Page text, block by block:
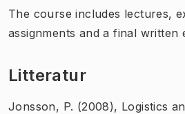
The course includes lectures,
assignments and a final written
Litteratur
Jonsson, P. (2008), Logistics